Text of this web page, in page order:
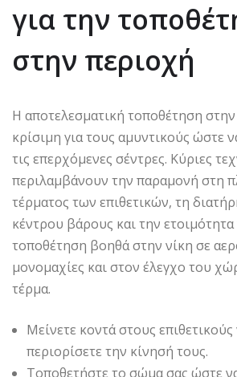
για την
στην περιοχή
Η αποτελεσματική τοποθέτηση στην
κρίσιμη για τους αμυντικούς ώστε
τις επερχόμενες σέντρες. Κύριες
περιλαμβάνουν την παραμονή στη
τέρματος των επιθετικών, τη
κέντρου βάρους και την
τοποθέτηση βοηθά στην νίκη σε
μονομαχίες και στον έλεγχο του
τέρμα.
Μείνετε κοντά στους επιθετικούς
περιορίσετε την κίνησή τους.
Τοποθετήστε το σώμα σας ώστε